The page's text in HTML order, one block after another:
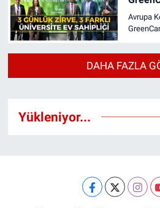
Avrupa
DAHA FAZLA
Yükleniyor...